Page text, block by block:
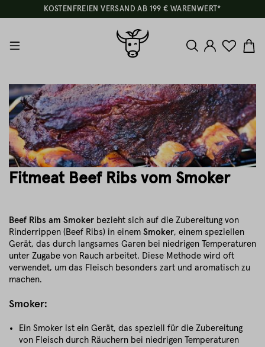
KOSTENFREIEN VERSAND AB 199 € WARENWERT*
Fitmeat Beef Ribs vom Smoker
Beef Ribs am Smoker bezieht sich auf die Zubereitung von
Rinderrippen (Beef Ribs) in einem Smoker, einem speziellen
Gerät, das durch langsames Garen bei niedrigen Temperaturen
unter Zugabe von Rauch arbeitet. Diese Methode wird oft
verwendet, um das Fleisch besonders zart und aromatisch zu
machen.
Smoker:
Ein Smoker ist ein Gerät, das speziell für die Zubereitung
von Fleisch durch Räuchern bei niedrigen Temperaturen